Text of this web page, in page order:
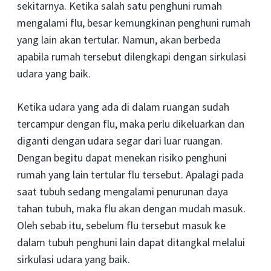
sekitarnya. Ketika salah satu penghuni rumah
mengalami flu, besar kemungkinan penghuni rumah
yang lain akan tertular. Namun, akan berbeda
apabila rumah tersebut dilengkapi dengan sirkulasi
udara yang baik.
Ketika udara yang ada di dalam ruangan sudah
tercampur dengan flu, maka perlu dikeluarkan dan
diganti dengan udara segar dari luar ruangan.
Dengan begitu dapat menekan risiko penghuni
rumah yang lain tertular flu tersebut. Apalagi pada
saat tubuh sedang mengalami penurunan daya
tahan tubuh, maka flu akan dengan mudah masuk.
Oleh sebab itu, sebelum flu tersebut masuk ke
dalam tubuh penghuni lain dapat ditangkal melalui
sirkulasi udara yang baik.